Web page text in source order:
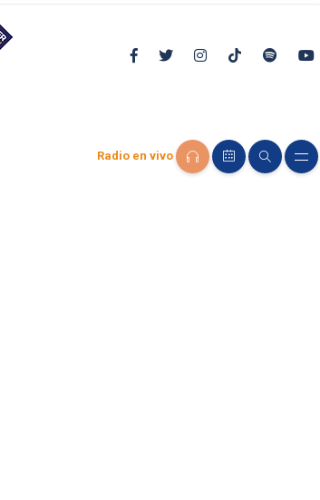
Radio en vivo